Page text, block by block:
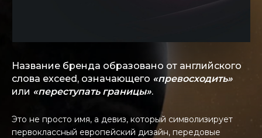
Название бренда образовано от английского
слова exceed, означающего «превосходить»
или «переступать границы».
Это не просто имя, а девиз, который символизирует
первоклассный европейский дизайн, передовые